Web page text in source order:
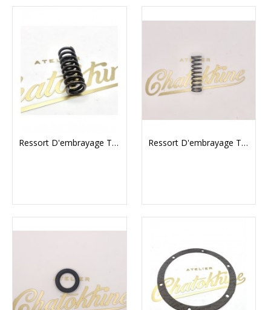
Ressort D'embrayage Triumph Embrayage 3 Ressorts Ressort D'embrayage Triumph